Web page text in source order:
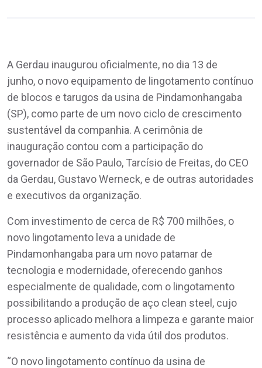
A Gerdau inaugurou oficialmente, no dia 13 de
junho, o novo equipamento de lingotamento contínuo
de blocos e tarugos da usina de Pindamonhangaba
(SP), como parte de um novo ciclo de crescimento
sustentável da companhia. A cerimônia de
inauguração contou com a participação do
governador de São Paulo, Tarcísio de Freitas, do CEO
da Gerdau, Gustavo Werneck, e de outras autoridades
e executivos da organização.
Com investimento de cerca de R$ 700 milhões, o
novo lingotamento leva a unidade de
Pindamonhangaba para um novo patamar de
tecnologia e modernidade, oferecendo ganhos
especialmente de qualidade, com o lingotamento
possibilitando a produção de aço clean steel, cujo
processo aplicado melhora a limpeza e garante maior
resistência e aumento da vida útil dos produtos.
“O novo lingotamento contínuo da usina de